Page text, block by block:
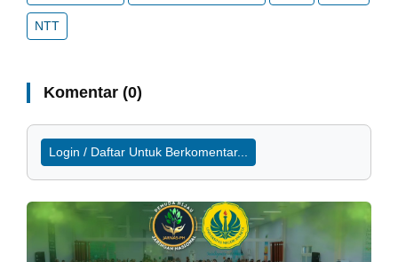
NTT
Komentar (0)
Login / Daftar Untuk Berkomentar...